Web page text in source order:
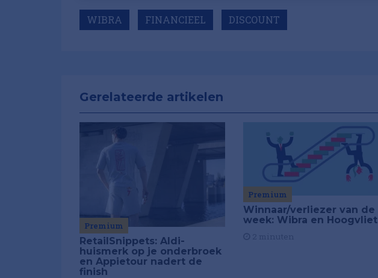
WIBRA FINANCIEEL DISCOUNT
Gerelateerde artikelen
Premium
RetailSnippets: Aldi-
huismerk op je onderbroek
en Appietour nadert de
finish
Premium
Winnaar/verliezer van de
week: Wibra en Hoogvliet